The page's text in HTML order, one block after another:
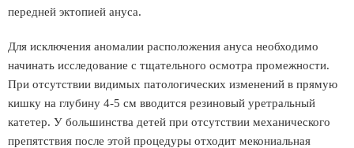
передней эктопией ануса.
Для исключения аномалии расположения ануса необходимо
начинать исследование с тщательного осмотра промежности.
При отсутствии видимых патологических изменений в прямую
кишку на глубину 4-5 см вводится резиновый уретральный
катетер. У большинства детей при отсутствии механического
препятствия после этой процедуры отходит мекониальная